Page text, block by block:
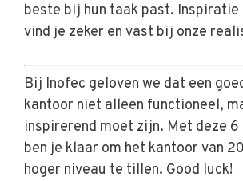
beste bij hun taak past. Inspiratie
vind je zeker en vast bij onze
Bij Inofec geloven we dat een
kantoor niet alleen functioneel,
inspirerend moet zijn. Met deze 6
ben je klaar om het kantoor van
hoger niveau te tillen. Good luck!